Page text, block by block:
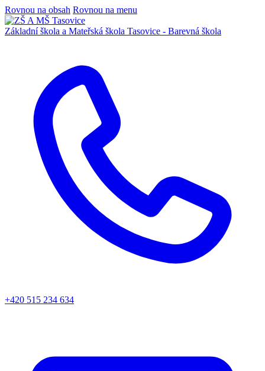
Rovnou na obsah Rovnou na menu
Základní škola a Mateřská škola Tasovice - Barevná škola
+420 515 234 634